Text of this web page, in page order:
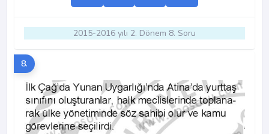
2015-2016 yılı 2. Dönem 8. Soru
8.